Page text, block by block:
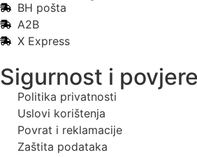
BH pošta
A2B
X Express
Sigurnost i
Politika privatnosti
Uslovi korištenja
Povrat i reklamacije
Zaštita podataka